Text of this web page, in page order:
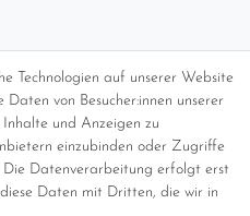
Technologien auf unserer Website
von Besucher:innen unserer
Inhalte und Anzeigen zu
einzubinden oder Zugriffe
Die Datenverarbeitung erfolgt erst
Daten mit Dritten, die wir in
DHL (8,49 Euro ) inkl. MwSt.